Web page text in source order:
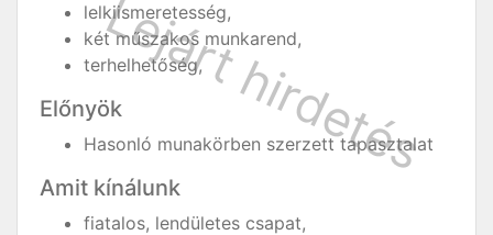
lelkiismeretesség,
két műszakos munkarend,
terhelhetőség,
Előnyök
Hasonló munakörben szerzett tapasztalat
Amit kínálunk
fiatalos, lendületes csapat,